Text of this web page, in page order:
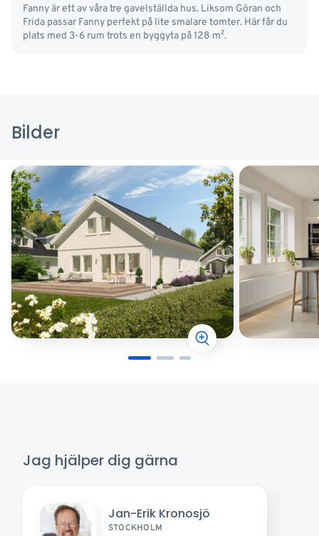
Fanny är ett av våra tre gavelställda hus. Liksom Göran och
Frida passar Fanny perfekt på lite smalare tomter. Här får du
plats med 3-6 rum trots en byggyta på 128 m².
Bilder
Jag hjälper dig gärna
Jan-Erik Kronosjö
STOCKHOLM